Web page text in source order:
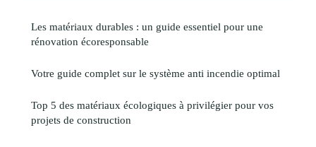
Les matériaux durables : un guide essentiel pour une
rénovation écoresponsable
Votre guide complet sur le système anti incendie optimal
Top 5 des matériaux écologiques à privilégier pour vos
projets de construction